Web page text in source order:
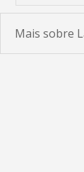
Mais sobre